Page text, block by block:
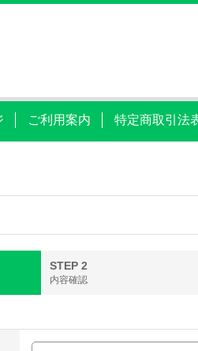
ご利用案内 特定商取引法
STEP 2
内容確認